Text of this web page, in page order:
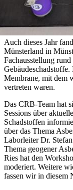
Auch dieses Jahr
Münsterland in
Fachausstellung
Membrane, mit dem
vertreten waren.
Das CRB-Team hat
Sessions über
Schadstoffen
über das Thema
Laborleiter Dr.
Thema geogener
Ries hat den
moderiert. Weitere
fassen wir in diesem